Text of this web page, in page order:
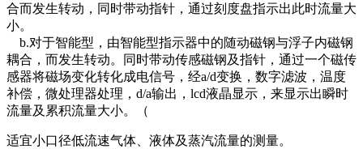
合而发生转动，同时带动指针，通过刻度盘指示出此时流量大
小。
b.对于智能型，由智能型指示器中的随动磁钢与浮子内磁钢
耦合，而发生转动。同时带动传感磁钢及指针，通过一个磁传
感器将磁场变化转化成电信号，经a/d变换，数字滤波，温度
补偿，微处理器处理，d/a输出，lcd液晶显示，来显示出瞬时
流量及累积流量大小。（
适宜小口径低流速气体、液体及蒸汽流量的测量。